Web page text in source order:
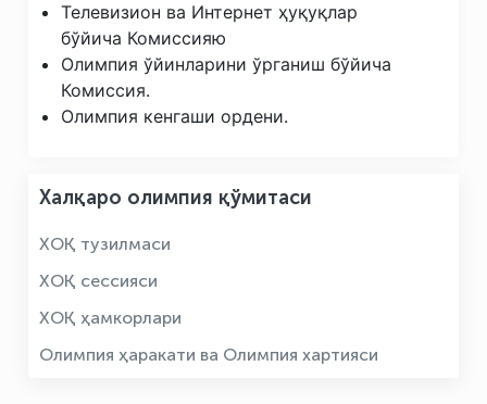
Телевизион ва Интернет ҳуқуқлар
бўйича Комиссияю
Олимпия ўйинларини ўрганиш бўйича
Комиссия.
Олимпия кенгаши ордени.
Халқаро олимпия қўмитаси
ХОҚ тузилмаси
ХОҚ сессияси
ХОҚ ҳамкорлари
Олимпия ҳаракати ва Олимпия хартияси